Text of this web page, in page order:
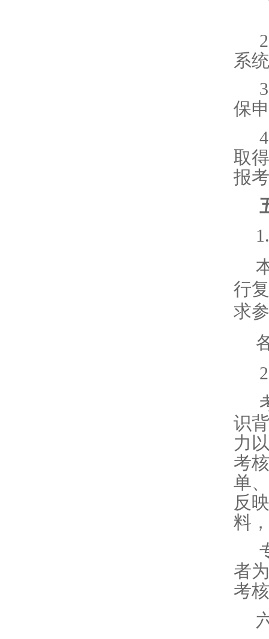
系
保
取
报
行
求
识
力
考
单
反
料
者
考